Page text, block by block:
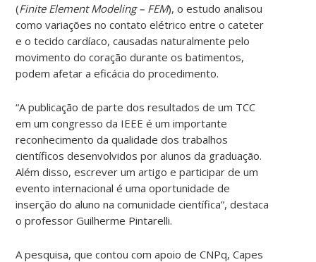
(Finite Element Modeling – FEM), o estudo analisou
como variações no contato elétrico entre o cateter
e o tecido cardíaco, causadas naturalmente pelo
movimento do coração durante os batimentos,
podem afetar a eficácia do procedimento.
“A publicação de parte dos resultados de um TCC
em um congresso da IEEE é um importante
reconhecimento da qualidade dos trabalhos
científicos desenvolvidos por alunos da graduação.
Além disso, escrever um artigo e participar de um
evento internacional é uma oportunidade de
inserção do aluno na comunidade científica”, destaca
o professor Guilherme Pintarelli.
A pesquisa, que contou com apoio de CNPq, Capes